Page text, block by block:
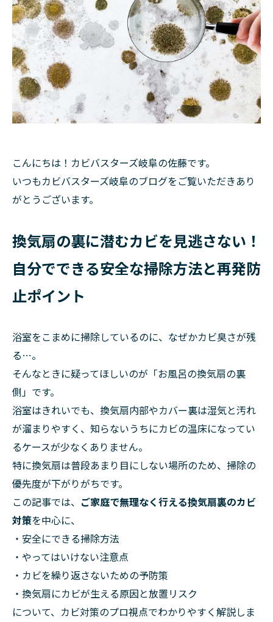
こんにちは！カビバスターズ岐阜の佐藤です。
いつもカビバスターズ岐阜のブログをご覧いただきあり
がとうございます。
換気扇の裏に潜むカビを見逃さない！
自分でできる安全な掃除方法と再発防
止ポイント
浴室をこまめに掃除しているのに、なぜかカビ臭さが残
る…。
そんなときに疑ってほしいのが「お風呂の換気扇の裏
側」です。
浴室はきれいでも、換気扇内部やカバー裏は湿気と汚れ
が溜まりやすく、知らないうちにカビの温床になってい
るケースが少なくありません。
特に換気扇は普段あまり目にしない場所のため、掃除の
優先度が下がりがちです。
この記事では、 ご家庭で無理なく行える換気扇裏のカビ
対策を中心に、
・安全にできる掃除方法
・やってはいけない注意点
・カビを繰り返さないための予防策
・換気扇にカビが生える原因と放置リスク
について、カビ対策のプロ視点でわかりやすく解説しま